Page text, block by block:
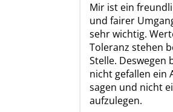
Mir ist ein
und fairer
sehr wichtig.
Toleranz stehen
Stelle. Deswegen
nicht gefallen ein
sagen und nicht
aufzulegen.